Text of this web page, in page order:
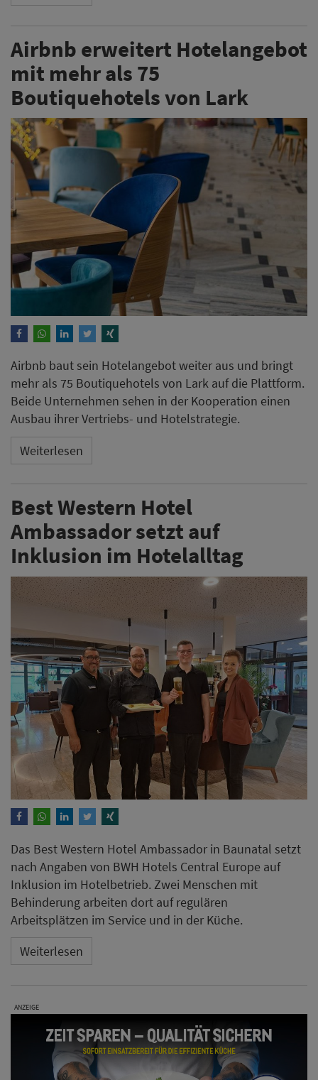
Airbnb erweitert Hotelangebot
mit mehr als 75
Boutiquehotels von Lark
Airbnb baut sein Hotelangebot weiter aus und bringt
mehr als 75 Boutiquehotels von Lark auf die Plattform.
Beide Unternehmen sehen in der Kooperation einen
Ausbau ihrer Vertriebs- und Hotelstrategie.
Weiterlesen
Best Western Hotel
Ambassador setzt auf
Inklusion im Hotelalltag
Das Best Western Hotel Ambassador in Baunatal setzt
nach Angaben von BWH Hotels Central Europe auf
Inklusion im Hotelbetrieb. Zwei Menschen mit
Behinderung arbeiten dort auf regulären
Arbeitsplätzen im Service und in der Küche.
Weiterlesen
ANZEIGE